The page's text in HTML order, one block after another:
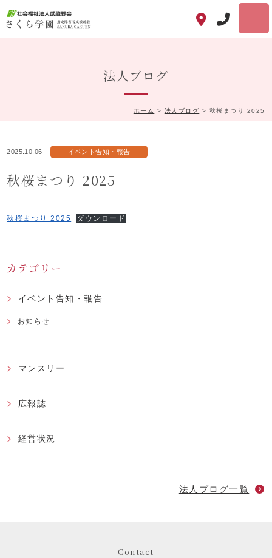
法人ブログ
ホーム > 法人ブログ > 秋桜まつり 2025
2025.10.06 イベント告知・報告
秋桜まつり 2025
秋桜まつり 2025 ダウンロード
カテゴリー
イベント告知・報告
お知らせ
マンスリー
広報誌
経営状況
法人ブログ一覧
Contact